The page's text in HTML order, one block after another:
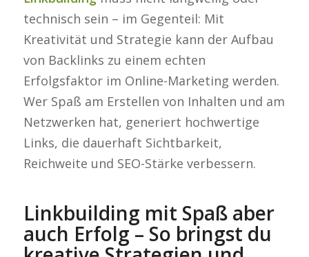
technisch sein – im Gegenteil: Mit
Kreativität und Strategie kann der Aufbau
von Backlinks zu einem echten
Erfolgsfaktor im Online-Marketing werden.
Wer Spaß am Erstellen von Inhalten und am
Netzwerken hat, generiert hochwertige
Links, die dauerhaft Sichtbarkeit,
Reichweite und SEO-Stärke verbessern.
Linkbuilding mit Spaß aber
auch Erfolg – So bringst du